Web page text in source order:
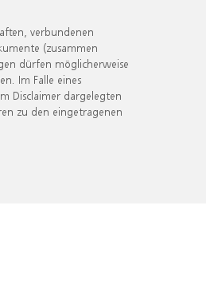
verbundenen
(zusammen
dürfen möglicherweise
Im Falle eines
Disclaimer dargelegten
zu den eingetragenen